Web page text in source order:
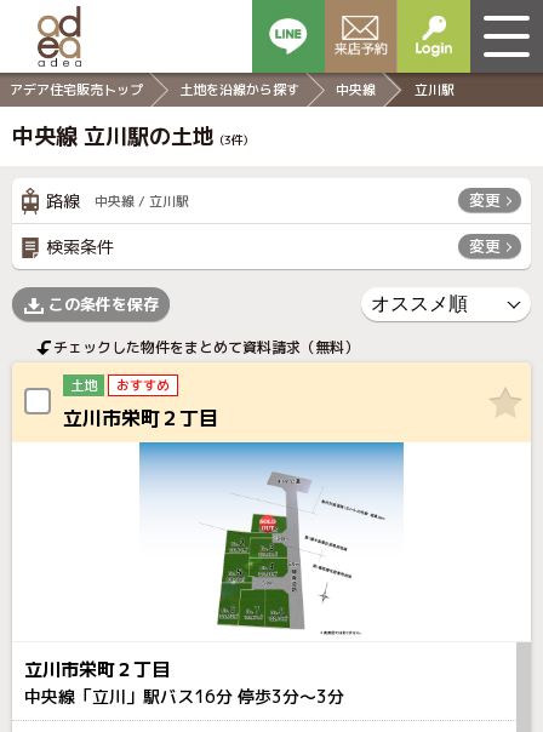
アデア住宅販売トップ 土地を沿線から探す 中央線 立川駅
中央線 立川駅の土地 (3件)
路線 中央線 / 立川駅 変更
検索条件 変更
この条件を保存
チェックした物件をまとめて資料請求（無料）
土地 おすすめ
立川市栄町２丁目
立川市栄町２丁目
中央線「立川」駅バス16分 停歩3分～3分